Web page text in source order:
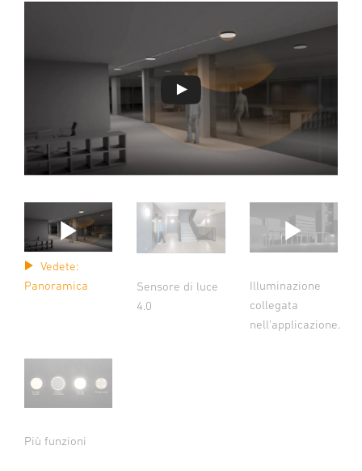
Vedete:
Panoramica
Sensore di luce
4.0
Illuminazione
collegata
nell'applicazione.
Più funzioni